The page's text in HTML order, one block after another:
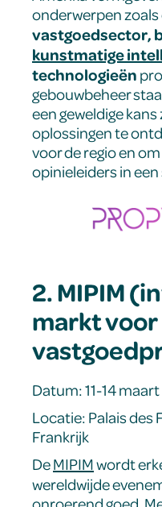
onderwerpen zoals
vastgoedsector,
kunstmatige
technologieën
gebouwbeheer
een geweldige
oplossingen te
voor de regio en
opinieleiders in
2. MIPIM
markt voor
Datum: 11-14
Locatie: Palais des
Frankrijk
DeMIPIMwordt
wereldwijde